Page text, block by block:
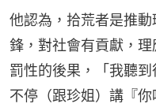
他認為，拾荒者是推
鋒，對社會有貢獻，
罰性的後果，「我聽
不停（跟珍姐）講『你